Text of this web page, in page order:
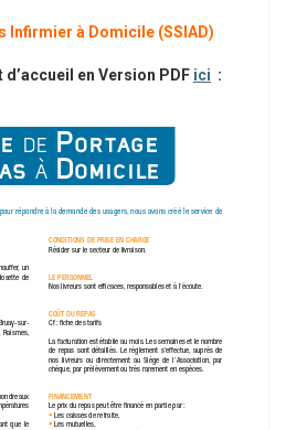
Infirmier à Domicile (SSIAD)
en Version PDF ici :